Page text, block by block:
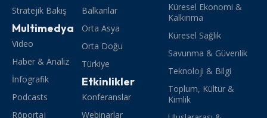
Stratejik Bakış
Multimedya
Video
Haber & Analiz
İnfografik
Podcasts
Röportaj
Balkanlar
Orta Asya
Orta Doğu
Türkiye
Etkinlikler
Konferanslar
Webinarlar
Küresel Ekonomi &
Kalkınma
Küresel Sağlık
Savunma & Güvenlik
Teknoloji & Bilgi
Toplum, Kültür &
Kimlik